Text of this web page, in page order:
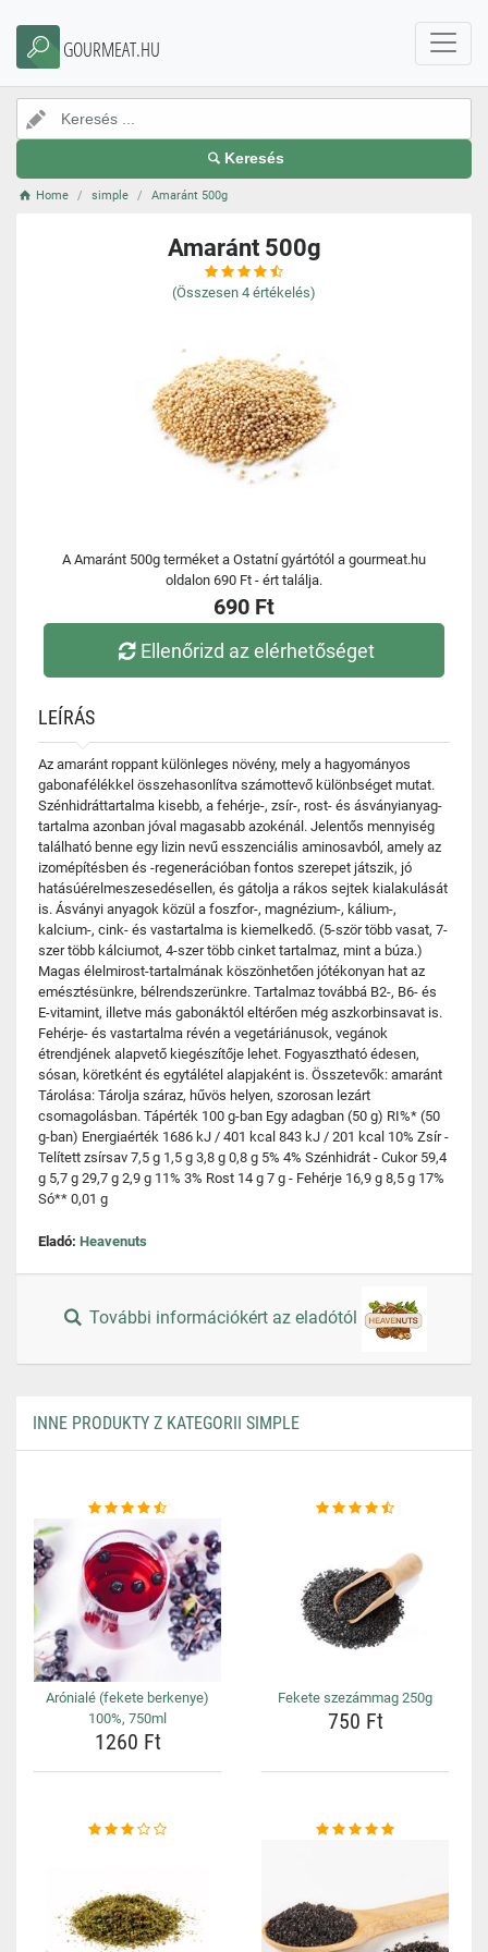
GOURMEAT.HU
Keresés
Home simple Amaránt 500g
Amaránt 500g
(Összesen 4 értékelés)
A Amaránt 500g terméket a Ostatní gyártótól a gourmeat.hu
oldalon 690 Ft - ért találja.
690 Ft
Ellenőrizd az elérhetőséget
LEÍRÁS
Az amaránt roppant különleges növény, mely a hagyományos
gabonafélékkel összehasonlítva számottevő különbséget mutat.
Szénhidráttartalma kisebb, a fehérje-, zsír-, rost- és ásványianyag-
tartalma azonban jóval magasabb azokénál. Jelentős mennyiség
található benne egy lizin nevű esszenciális aminosavból, amely az
izomépítésben és -regenerációban fontos szerepet játszik, jó
hatásúérelmeszesedésellen, és gátolja a rákos sejtek kialakulását
is. Ásványi anyagok közül a foszfor-, magnézium-, kálium-,
kalcium-, cink- és vastartalma is kiemelkedő. (5-ször több vasat, 7-
szer több kálciumot, 4-szer több cinket tartalmaz, mint a búza.)
Magas élelmirost-tartalmának köszönhetően jótékonyan hat az
emésztésünkre, bélrendszerünkre. Tartalmaz továbbá B2-, B6- és
E-vitamint, illetve más gabonáktól eltérően még aszkorbinsavat is.
Fehérje- és vastartalma révén a vegetáriánusok, vegánok
étrendjének alapvető kiegészítője lehet. Fogyasztható édesen,
sósan, köretként és egytálétel alapjaként is. Összetevők: amaránt
Tárolása: Tárolja száraz, hűvös helyen, szorosan lezárt
csomagolásban. Tápérték 100 g-ban Egy adagban (50 g) RI%* (50
g-ban) Energiaérték 1686 kJ / 401 kcal 843 kJ / 201 kcal 10% Zsír -
Telített zsírsav 7,5 g 1,5 g 3,8 g 0,8 g 5% 4% Szénhidrát - Cukor 59,4
g 5,7 g 29,7 g 2,9 g 11% 3% Rost 14 g 7 g - Fehérje 16,9 g 8,5 g 17%
Só** 0,01 g
Eladó: Heavenuts
További információkért az eladótól
INNE PRODUKTY Z KATEGORII SIMPLE
Arónialé (fekete berkenye)
100%, 750ml
1260 Ft
Fekete szezámmag 250g
750 Ft